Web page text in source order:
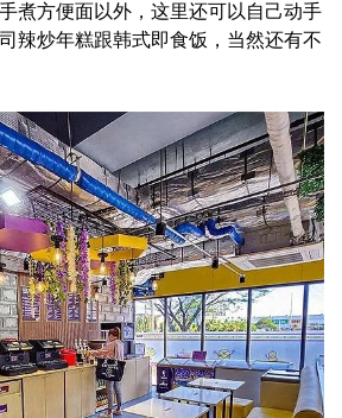
煮方便面以外，这里还可以自己动手
辣炒年糕跟韩式即食饭，当然还有不